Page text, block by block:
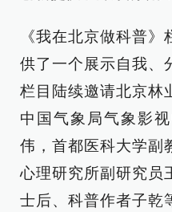
《我在北京做科普
供了一个展示自我、
栏目陆续邀请北京林
中国气象局气象影
伟 ，首都医科大学
心理研究所副研究员
士后、科普作者子乾